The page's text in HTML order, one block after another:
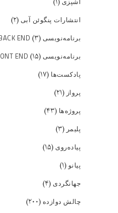
انتشارات پنگوئن آبی (۲)
برنامه‌نویسی BACK END (۳)
برنامه‌نویسی FRONT END (۱۵)
پادکست‌ها (۱۷)
پرواز (۲۱)
پروژه‌ها (۴۳)
پلیمر (۳)
پیاده‌روی (۱۵)
پیانو(۱)
جهانگردی (۴)
چالش دوازده (۲۰۰)